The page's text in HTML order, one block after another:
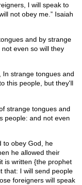
I will speak to
not obey me.” Isaiah
and by strange
even so will they
In strange tongues and
this people, but they'll
strange tongues and
people: and not even
to obey God, he
he allowed their
is written {the prophet
that: I will send people
foreigners will speak